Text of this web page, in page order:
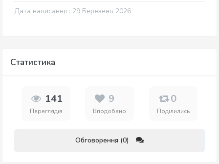
Дата написання : 29 Березень 2026
Статистика
141
Переглядів
9
Вподобано
0
Поділились
Обговорення (0)